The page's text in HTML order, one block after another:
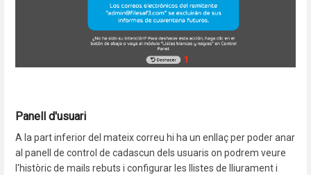
Panell d'usuari
A la part inferior del mateix correu hi ha un enllaç per poder anar
al panell de control de cadascun dels usuaris on podrem veure
l'històric de mails rebuts i configurar les llistes de lliurament i